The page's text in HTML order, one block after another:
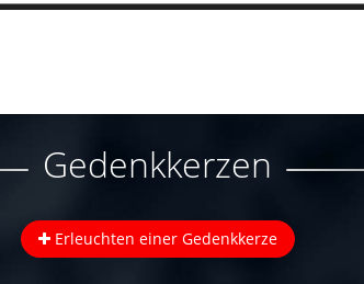
Gedenkkerzen
Erleuchten einer Gedenkkerze